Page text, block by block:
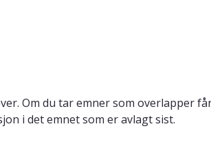
Om du tar emner som overlapper
i det emnet som er avlagt sist.